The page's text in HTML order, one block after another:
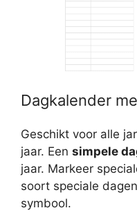
Dagkalender
Geschikt voor alle
jaar. Een simpele
jaar. Markeer
soort speciale
symbool.